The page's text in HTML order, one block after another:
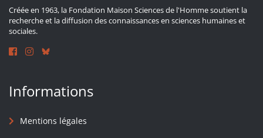
Créée en 1963, la Fondation Maison Sciences de l'Homme soutient la
recherche et la diffusion des connaissances en sciences humaines et
sociales.
Informations
Mentions légales